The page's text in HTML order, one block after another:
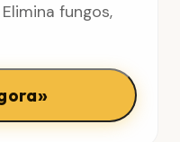
fungos,
»